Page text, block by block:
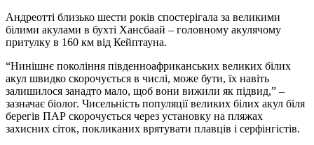
Андреотті близько шести років спостерігала за великими
білими акулами в бухті Хансбаай – головному акулячому
притулку в 160 км від Кейптауна.
“Нинішнє покоління південноафриканських великих білих
акул швидко скорочується в числі, може бути, їх навіть
залишилося занадто мало, щоб вони вижили як підвид,” –
зазначає біолог. Чисельність популяції великих білих акул біля
берегів ПАР скорочується через установку на пляжах
захисних сіток, покликаних врятувати плавців і серфінгістів.